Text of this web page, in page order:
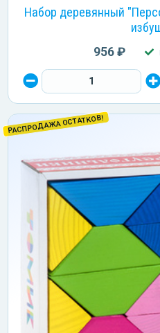
Набор деревянный
956 ₽
РАСПРОДАЖА ОСТАТКОВ!